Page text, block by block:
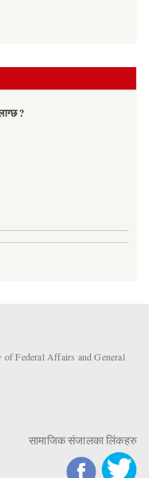
?
Federal Affairs and General
सामाजिक संजालका लिंकहरु